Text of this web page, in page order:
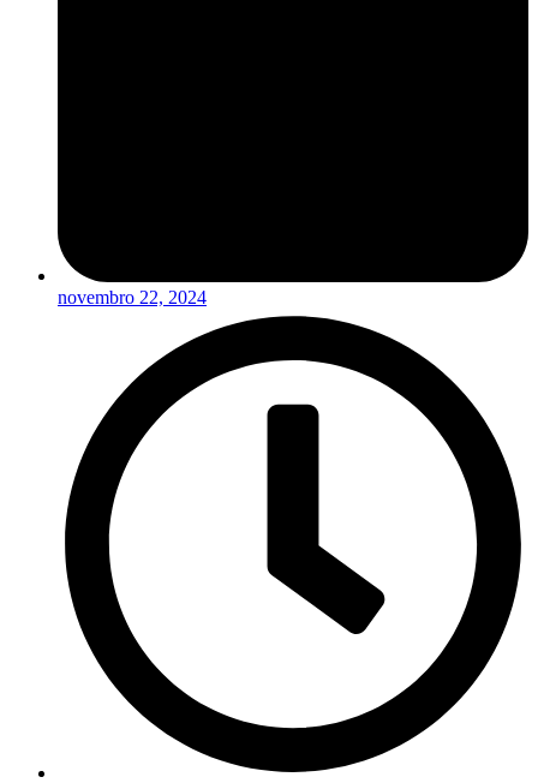
novembro 22, 2024